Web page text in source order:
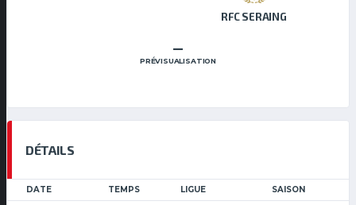
RFC SERAING
–
PRÉVISUALISATION
DÉTAILS
DATE TEMPS LIGUE SAISON